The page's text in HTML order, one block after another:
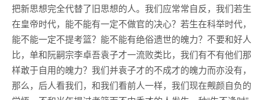
把新思想完全代替了旧思想的人。我们应常常自反，我们若生
在皇帝时代，能不能有一定不做官的决心？若生在科举时代，
能不能一定不提考篮？能不能有绝俗遗世的魄力？不要和好人
比，单和阮嗣宗李卓吾袁子才一流败类比，我们有不有他们那
样敢于自用的魄力？我们并袁子才的不成才的魄力而亦没有，
那么，后人看我们，和我们看前人一样，我们现在觍颜自负的